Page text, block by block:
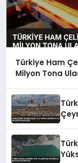
Türkiye Ham
Milyon Tona